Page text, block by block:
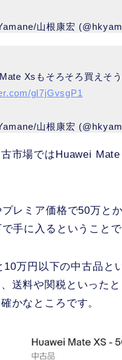
山根康宏
Xsもそろそろ買えそ
gI7jGvsgP1
山根康宏
市場ではHuawei
レミア価格で50万と
手に入るということ
万円以下の中古品と
送料や関税といった
かなところです。